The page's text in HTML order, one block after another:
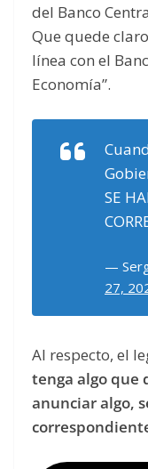
del Banco
Que quede
línea con el
Economía”.
SE
—
27,
Al respecto, el
tenga algo que
anunciar algo,